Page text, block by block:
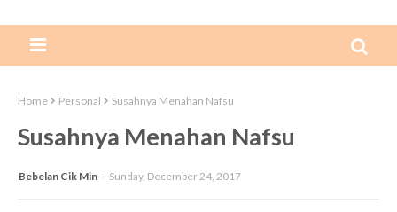
Home Personal Susahnya Menahan Nafsu
Susahnya Menahan Nafsu
Bebelan Cik Min Sunday, December 24, 2017